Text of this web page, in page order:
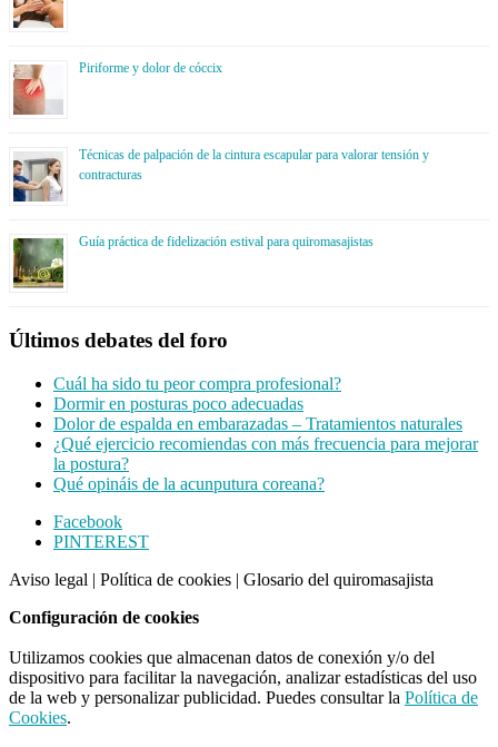
Piriforme y dolor de cóccix
Técnicas de palpación de la cintura escapular para valorar tensión y
contracturas
Guía práctica de fidelización estival para quiromasajistas
Últimos debates del foro
Cuál ha sido tu peor compra profesional?
Dormir en posturas poco adecuadas
Dolor de espalda en embarazadas – Tratamientos naturales
¿Qué ejercicio recomiendas con más frecuencia para mejorar
la postura?
Qué opináis de la acunputura coreana?
Footer
CTA
Facebook
PINTEREST
Aviso legal | Política de cookies | Glosario del quiromasajista
Configuración de cookies
Utilizamos cookies que almacenan datos de conexión y/o del
dispositivo para facilitar la navegación, analizar estadísticas del uso
de la web y personalizar publicidad. Puedes consultar la Política de
Cookies.